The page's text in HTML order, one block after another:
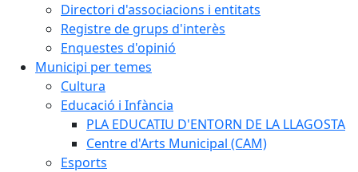
Directori d'associacions i entitats
Registre de grups d'interès
Enquestes d'opinió
Municipi per temes
Cultura
Educació i Infància
PLA EDUCATIU D'ENTORN DE LA LLAGOSTA
Centre d'Arts Municipal (CAM)
Esports